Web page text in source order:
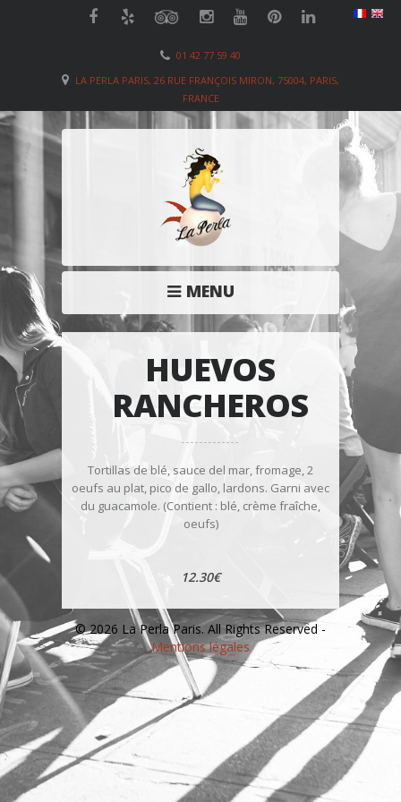
01 42 77 59 40
LA PERLA PARIS, 26 RUE FRANÇOIS MIRON, 75004, PARIS,
FRANCE
MENU
HUEVOS
RANCHEROS
Tortillas de blé, sauce del mar, fromage, 2
oeufs au plat, pico de gallo, lardons. Garni avec
du guacamole. (Contient : blé, crème fraîche,
oeufs)
12.30€
© 2026 La Perla Paris. All Rights Reserved -
Mentions légales